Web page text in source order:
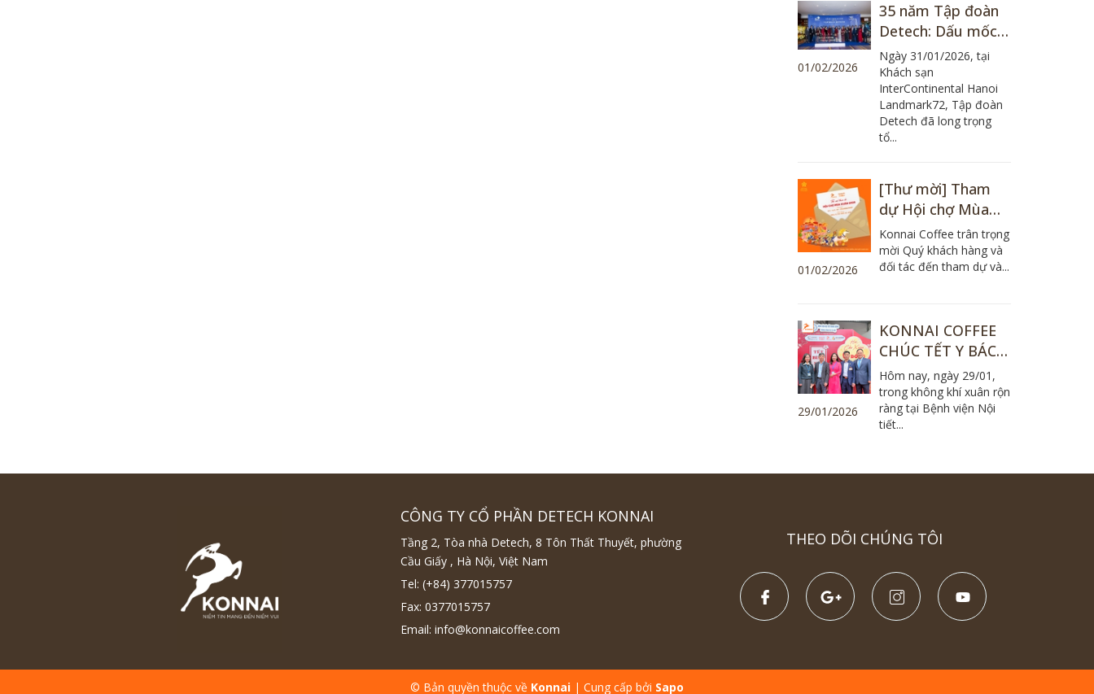
01/02/2026
35 năm Tập đoàn
Detech: Dấu mốc
tự hào của một
hành trình bền bỉ
và khát vọng
Ngày 31/01/2026, tại
Khách sạn
InterContinental Hanoi
Landmark72, Tập đoàn
Detech đã long trọng
tổ...
01/02/2026
[Thư mời] Tham
dự Hội chợ Mùa
Xuân 2026 cùng
Konnai Coffee
Konnai Coffee trân trọng
mời Quý khách hàng và
đối tác đến tham dự và...
29/01/2026
KONNAI COFFEE
CHÚC TẾT Y BÁC
SĨ, CÁN BỘ NHÂN
VIÊN TẠI BỆNH
VIỆN NỘI TIẾT
TRUNG ƯƠNG
Hôm nay, ngày 29/01,
trong không khí xuân rộn
ràng tại Bệnh viện Nội
tiết...
CÔNG TY CỔ PHẦN DETECH KONNAI
Tầng 2, Tòa nhà Detech, 8 Tôn Thất Thuyết, phường
Cầu Giấy , Hà Nội, Việt Nam
Tel: (+84) 377015757
Fax: 0377015757
Email: info@konnaicoffee.com
THEO DÕI CHÚNG TÔI
© Bản quyền thuộc về Konnai | Cung cấp bởi Sapo